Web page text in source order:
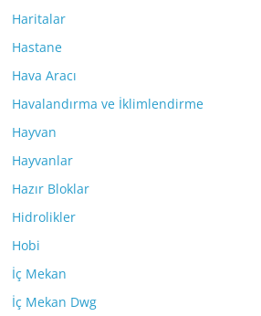
Haritalar
Hastane
Hava Aracı
Havalandırma ve İklimlendirme
Hayvan
Hayvanlar
Hazır Bloklar
Hidrolikler
Hobi
İç Mekan
İç Mekan Dwg